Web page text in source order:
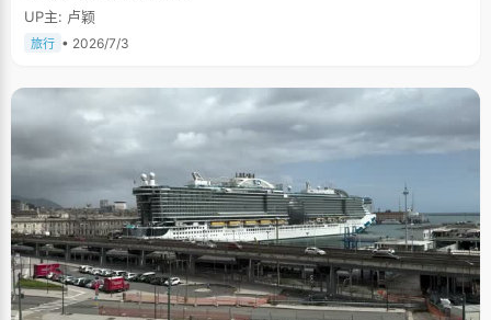
UP主: 卢颖
旅行 • 2026/7/3